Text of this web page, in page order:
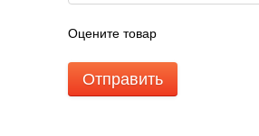
Оцените товар
Отправить